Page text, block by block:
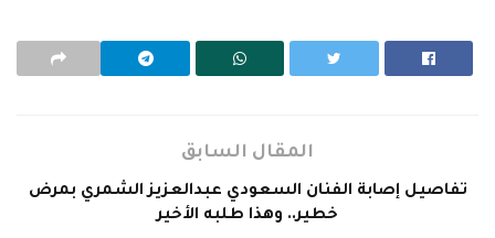
المقال السابق
تفاصيل إصابة الفنان السعودي عبدالعزيز الشمري بمرض
خطير.. وهذا طلبه الأخير